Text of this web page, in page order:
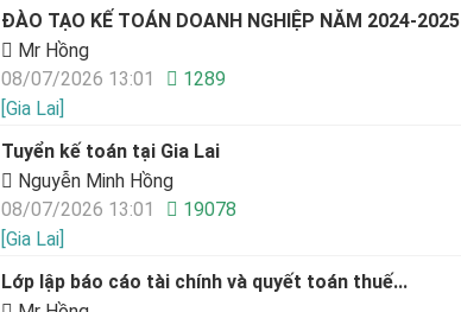
ĐÀO TẠO KẾ TOÁN DOANH NGHIỆP NĂM 2024-2025
Mr Hồng
08/07/2026 13:01
1289
[Gia Lai]
Tuyển kế toán tại Gia Lai
Nguyễn Minh Hồng
08/07/2026 13:01
19078
[Gia Lai]
Lớp lập báo cáo tài chính và quyết toán thuế...